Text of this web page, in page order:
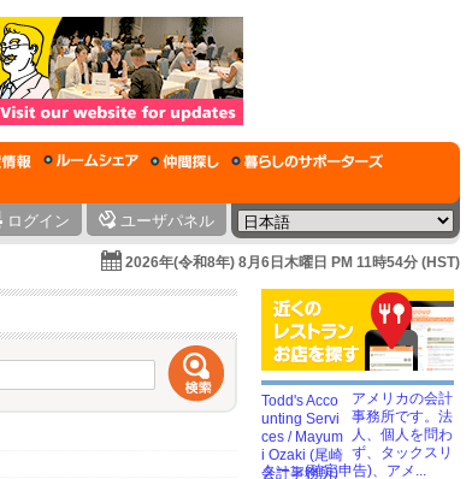
ログイン ユーザパネル
2026年(令和8年) 8月6日木曜日 PM 11時54分 (HST)
アメリカの会計
事務所です。法
人、個人を問わ
ず、タックスリ
ターン(確定申告)、アメ...